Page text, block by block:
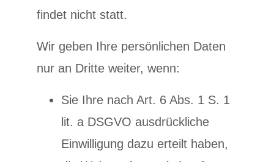
findet nicht statt.
Wir geben Ihre persönlichen Daten
nur an Dritte weiter, wenn:
Sie Ihre nach Art. 6 Abs. 1 S. 1
lit. a DSGVO ausdrückliche
Einwilligung dazu erteilt haben,